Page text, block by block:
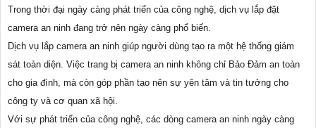
Trong thời đại ngày càng phát triển của công nghệ, dịch vụ lắp đặt
camera an ninh đang trở nên ngày càng phổ biến.
Dịch vụ lắp camera an ninh giúp người dùng tạo ra một hệ thống giám
sát toàn diện. Việc trang bị camera an ninh không chỉ Bảo Đảm an toàn
cho gia đình, mà còn góp phần tạo nên sự yên tâm và tin tưởng cho
công ty và cơ quan xã hội.
Với sự phát triển của công nghệ, các dòng camera an ninh ngày càng